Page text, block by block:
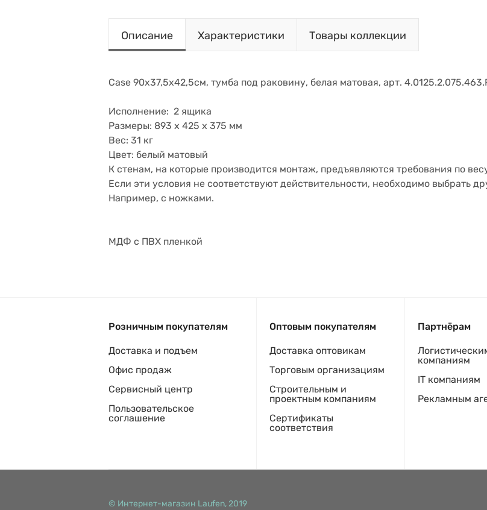
Описание Характеристики Товары коллекции
Case 90х37,5х42,5см, тумба под раковину, белая матовая, арт.
Исполнение: 2 ящика
Размеры: 893 x 425 x 375 мм
Вес: 31 кг
Цвет: белый матовый
К стенам, на которые производится монтаж, предъявляются требования по
Если эти условия не соответствуют действительности, необходимо выбрать
Например, с ножками.
МДФ с ПВХ пленкой
Розничным покупателям
Доставка и подъем
Офис продаж
Сервисный центр
Пользовательское
соглашение
Оптовым покупателям
Доставка оптовикам
Торговым организациям
Строительным и
проектным компаниям
Сертификаты
соответствия
Партнёрам
компаниям
IT компаниям
Рекламным
© Интернет-магазин Laufen, 2019